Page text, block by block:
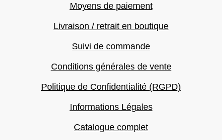
Moyens de paiement
Livraison / retrait en boutique
Suivi de commande
Conditions générales de vente
Politique de Confidentialité (RGPD)
Informations Légales
Catalogue complet